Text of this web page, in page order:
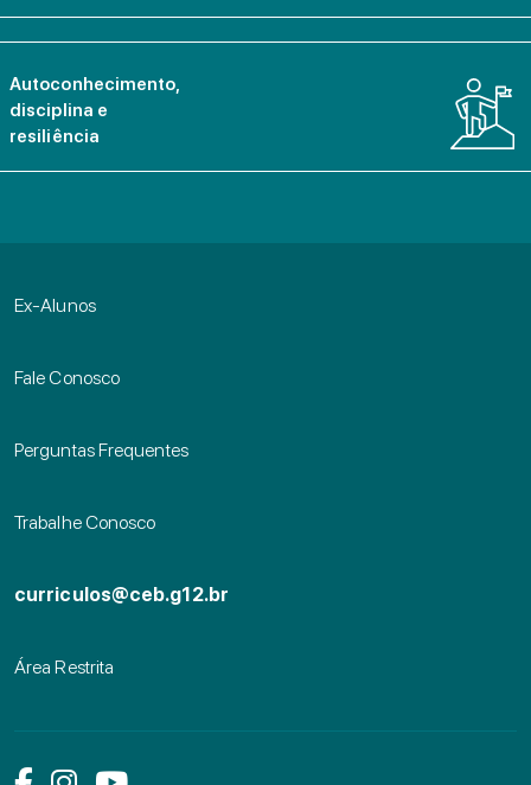
Autoconhecimento,
disciplina e
resiliência
Ex-Alunos
Fale Conosco
Perguntas Frequentes
Trabalhe Conosco
curriculos@ceb.g12.br
Área Restrita